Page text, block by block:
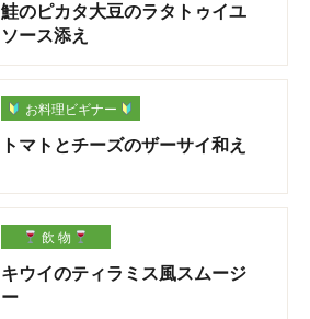
鮭のピカタ大豆のラタトゥイユ
ソース添え
お料理ビギナー
トマトとチーズのザーサイ和え
飲 物
キウイのティラミス風スムージ
ー